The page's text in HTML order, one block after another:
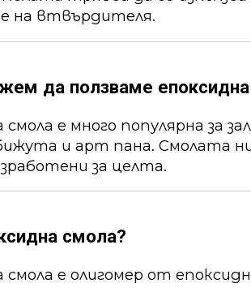
на втвърдителя.
да ползваме
е много популярна за
и арт пана. Смолата
за целта.
смола?
смола е олигомер от